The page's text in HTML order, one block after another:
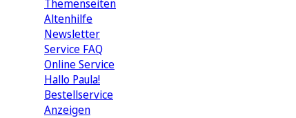
Themenseiten
Altenhilfe
Newsletter
Service FAQ
Online Service
Hallo Paula!
Bestellservice
Anzeigen